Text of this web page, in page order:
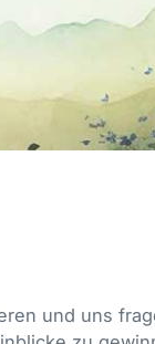
und uns